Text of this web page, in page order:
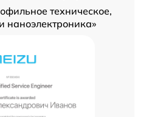
техническое,
наноэлектроника»